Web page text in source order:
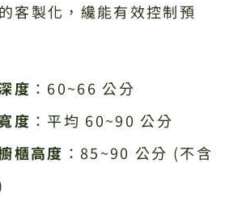
客製化，纔能有效控制預
度 ：60~66 公分
度 ：平均 60~90 公分
櫃高度 ：85~90 公分 (不含